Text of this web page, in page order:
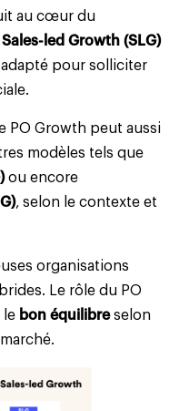
au cœur du
Sales-led Growth (SLG)
pour solliciter
PO Growth peut aussi
modèles tels que
ou encore
, selon le contexte et
organisations
Le rôle du PO
le bon équilibreselon